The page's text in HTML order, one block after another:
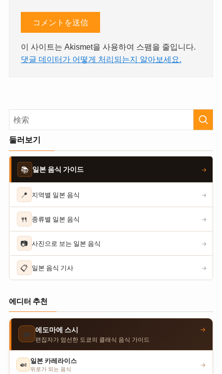
이 사이트는 Akismet을 사용하여 스팸을 줄입니다.
댓글 데이터가 어떻게 처리되는지 알아보세요.
둘러보기
📚 일본 음식 가이드 →
📍 지역별 일본 음식 →
🍴 종류별 일본 음식 →
📷 사진으로 보는 일본 음식 →
📋 일본 음식 기사 →
에디터 추천
🍣 에도마에 스시
편집자가 엄선한 도쿄의 클래식 음식 가이드
→
🍛 일본 카레라이스
위로가 되는 음식
→